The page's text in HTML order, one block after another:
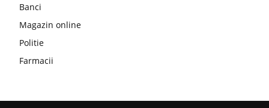
Banci
Magazin online
Politie
Farmacii